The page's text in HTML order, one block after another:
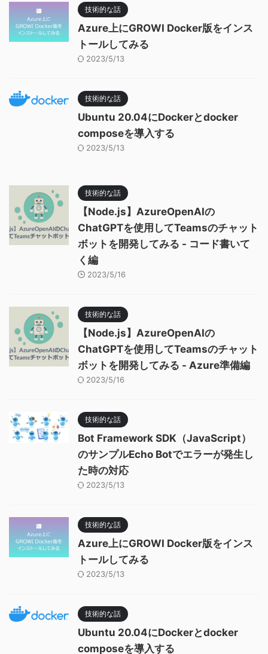
技術的な話
Azure上にGROWI Docker版をインス
トールしてみる
2023/5/13
技術的な話
Ubuntu 20.04にDockerとdocker
composeを導入する
2023/5/13
技術的な話
【Node.js】AzureOpenAIの
ChatGPTを使用してTeamsのチャット
ボットを開発してみる - コード書いて
く編
2023/5/16
技術的な話
【Node.js】AzureOpenAIの
ChatGPTを使用してTeamsのチャット
ボットを開発してみる - Azure準備編
2023/5/16
技術的な話
Bot Framework SDK（JavaScript）
のサンプルEcho Botでエラーが発生し
た時の対応
2023/5/13
技術的な話
Azure上にGROWI Docker版をインス
トールしてみる
2023/5/13
技術的な話
Ubuntu 20.04にDockerとdocker
composeを導入する